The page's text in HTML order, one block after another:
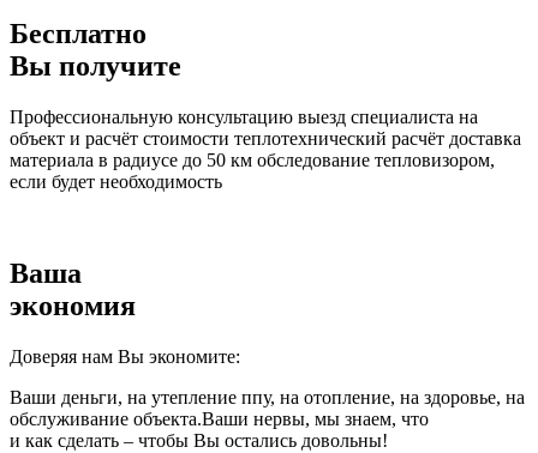
Бесплатно
Вы получите
Профессиональную консультацию выезд специалиста на
объект и расчёт стоимости теплотехнический расчёт доставка
материала в радиусе до 50 км обследование тепловизором,
если будет необходимость
Ваша
экономия
Доверяя нам Вы экономите:
Ваши деньги, на утепление ппу, на отопление, на здоровье, на
обслуживание объекта.Ваши нервы, мы знаем, что
и как сделать – чтобы Вы остались довольны!